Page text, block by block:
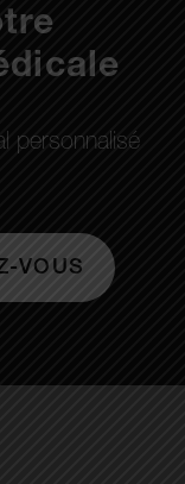
personnalisé
VOUS